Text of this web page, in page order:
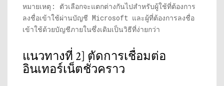
หมายเหตุ: ตัวเลือกจะแตกต่างกันไปสำหรับผู้ใช้ที่ต้องการ
ลงชื่อเข้าใช้ผ่านบัญชี Microsoft และผู้ที่ต้องการลงชื่อ
เข้าใช้ด้วยบัญชีภายในซึ่งเดิมเป็นวิธีที่ง่ายกว่า
แนวทางที่ 2] ตัดการเชื่อมต่อ
อินเทอร์เน็ตชั่วคราว